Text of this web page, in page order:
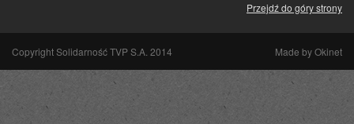
Przejdź do góry strony
Copyright Solidarność TVP S.A. 2014 Made byOkinet